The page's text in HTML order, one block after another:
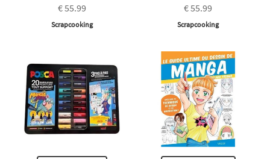
€ 55.99
Scrapcooking
€ 55.99
Scrapcooking